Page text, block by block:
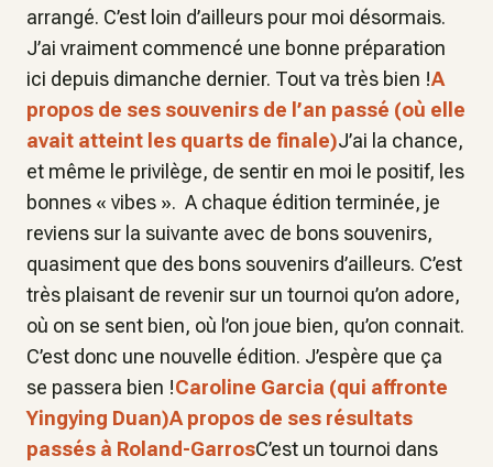
arrangé. C’est loin d’ailleurs pour moi désormais.
J’ai vraiment commencé une bonne préparation
ici depuis dimanche dernier. Tout va très bien !A
propos de ses souvenirs de l’an passé (où elle
avait atteint les quarts de finale)J’ai la chance,
et même le privilège, de sentir en moi le positif, les
bonnes « vibes ». A chaque édition terminée, je
reviens sur la suivante avec de bons souvenirs,
quasiment que des bons souvenirs d’ailleurs. C’est
très plaisant de revenir sur un tournoi qu’on adore,
où on se sent bien, où l’on joue bien, qu’on connait.
C’est donc une nouvelle édition. J’espère que ça
se passera bien !Caroline Garcia (qui affronte
Yingying Duan)A propos de ses résultats
passés à Roland-GarrosC’est un tournoi dans